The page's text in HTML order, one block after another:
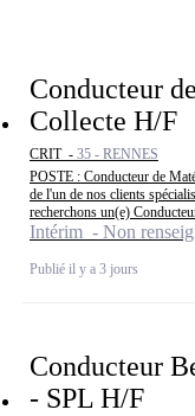
Conducteur
Collecte H/F
CRIT - 35 - RENNES
POSTE : Conducteur de
de l'un de nos clients
recherchons un(e)
Intérim - Non
Publié il y a 3 jours
Conducteur
- SPL H/F